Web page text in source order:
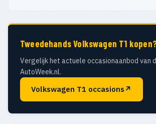
Tweedehands Volkswagen T1
Vergelijk het actuele occasionaanbod van
AutoWeek.nl.
Volkswagen T1 occasions ↗